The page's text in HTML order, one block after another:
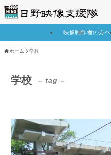
映像制作者の方へ
ホーム 学校
学校 – tag –